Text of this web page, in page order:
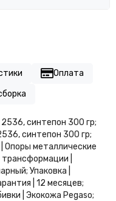
Оплата
синтепон 300 гр;
синтепон 300 гр;
Опоры металлические
|
Упаковка |
| 12 месяцев;
| Экокожа Pegaso;